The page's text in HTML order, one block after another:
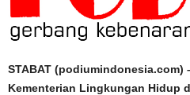
STABAT (podiumindonesia.com)
Kementerian Lingkungan Hidup